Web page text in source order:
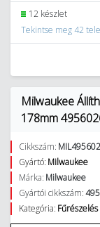
12 készlet
Tekintse meg 42
Milwaukee
178mm
Cikkszám:
Gyártó: Milwaukee
Márka: Milwaukee
Gyártói cikkszám:
Kategória: